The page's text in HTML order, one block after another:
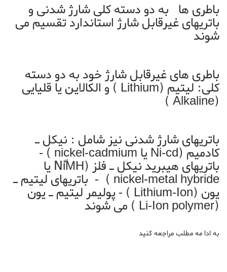
باطری ها به دو دسته کلی شارژ شدنی و
باتریهای غیرقابل شارژ استاندارد تقسیم می
شوند
باطری های غیرقابل شارژ خود به دو دسته
کلی: لیتیم (Lithium ) و الکالاین یا قلیایی
(Alkaline )
باتریهای شارژ شدنی نیز شامل : نیکل ـ
کادمیم (Ni-cd یا nickel-cadmium ) -
باتریهای هیبرید نیکل ـ فلز (NّiMH یا
nickel-metal hybride ) - باتریهای لیتیم ـ
یون (Lithium-Ion ) - پولیمر لیتیم ـ یون
(Li-Ion polymer ) می شوند
به ادا مه مطلب مراجعه کنید